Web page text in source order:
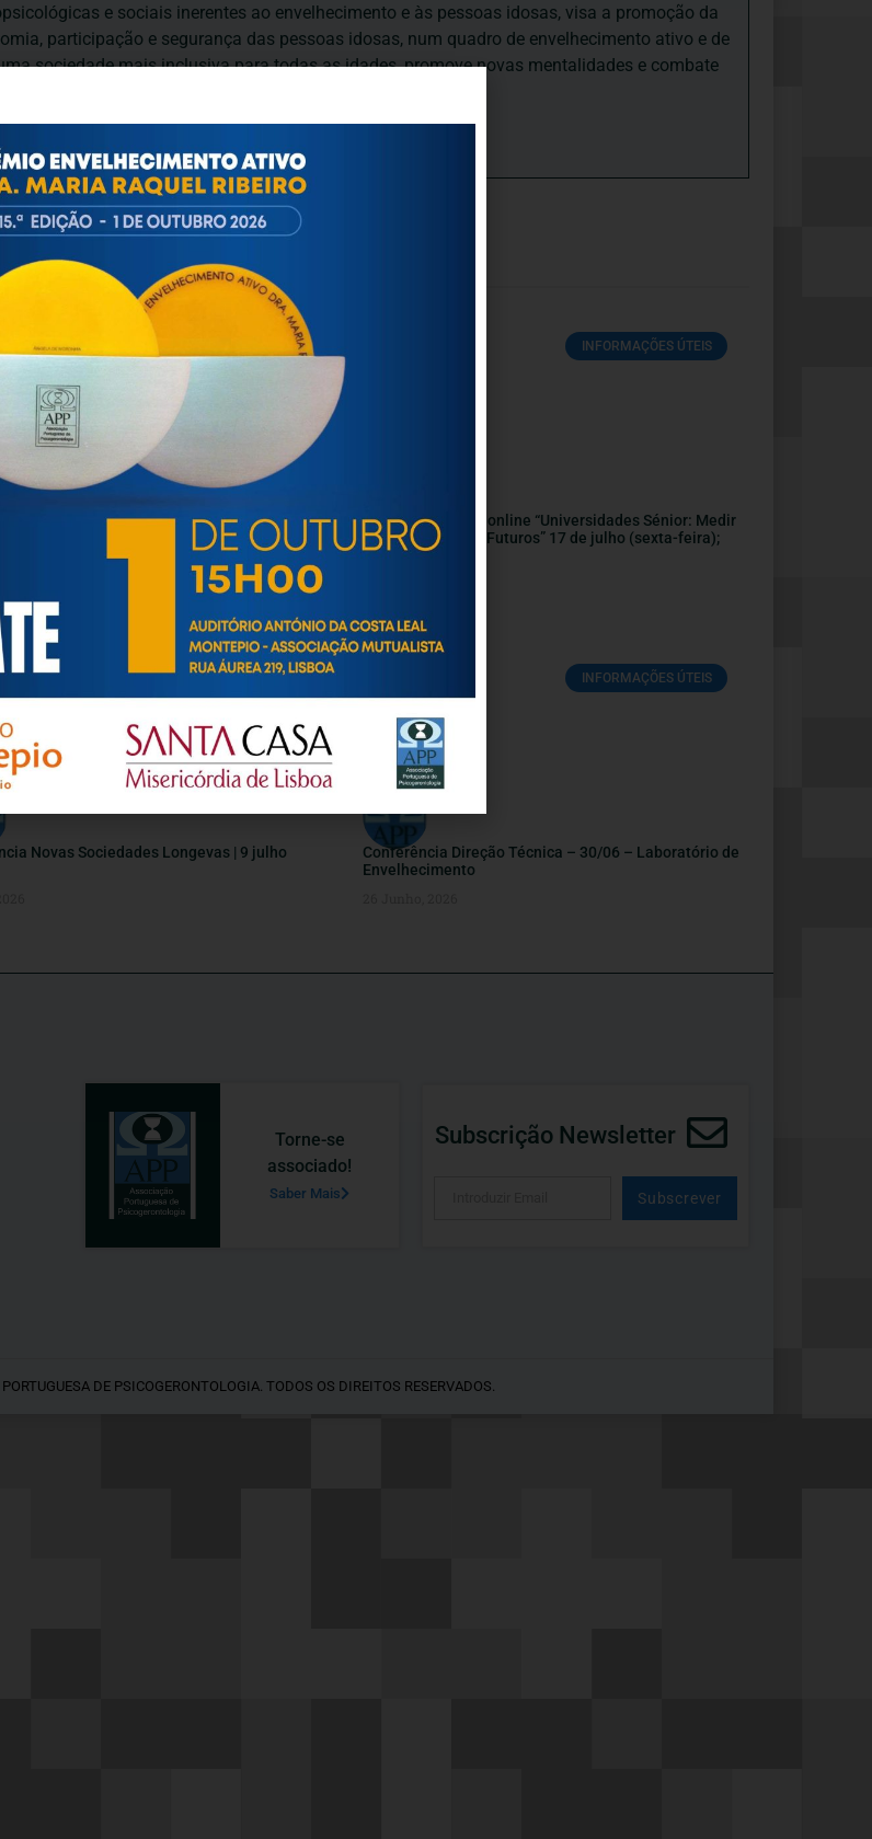
e sociais inerentes ao envelhecimento e às pessoas idosas, visa a promoção da
participação e segurança das pessoas idosas, num quadro de envelhecimento ativo e de
sociedade mais inclusiva para todas as idades, promove novas mentalidades e combate
à idade e ao envelhecimento.
– SUBSÍDIO DE DOENÇA
INFORMAÇÕES ÚTEIS
Convite | Webinar online “Universidades Sénior: Medir
Impactos, Sonhar Futuros” 17 de julho (sexta-feira);
14:30
INFORMAÇÕES ÚTEIS
Novas Sociedades Longevas | 9 julho
INFORMAÇÕES ÚTEIS
Conferência Direção Técnica – 30/06 – Laboratório de
Envelhecimento
Torne-se
associado!
Saber Mais
Subscrição Newsletter
Subscrever
DE PSICOGERONTOLOGIA. TODOS OS DIREITOS RESERVADOS.